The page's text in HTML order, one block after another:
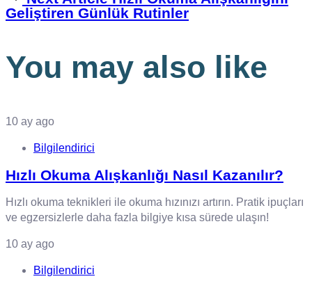
Article
Geliştiren Günlük Rutinler
You may also like
10 ay ago
Bilgilendirici
Hızlı Okuma Alışkanlığı Nasıl Kazanılır?
Hızlı okuma teknikleri ile okuma hızınızı artırın. Pratik ipuçları
ve egzersizlerle daha fazla bilgiye kısa sürede ulaşın!
10 ay ago
Bilgilendirici